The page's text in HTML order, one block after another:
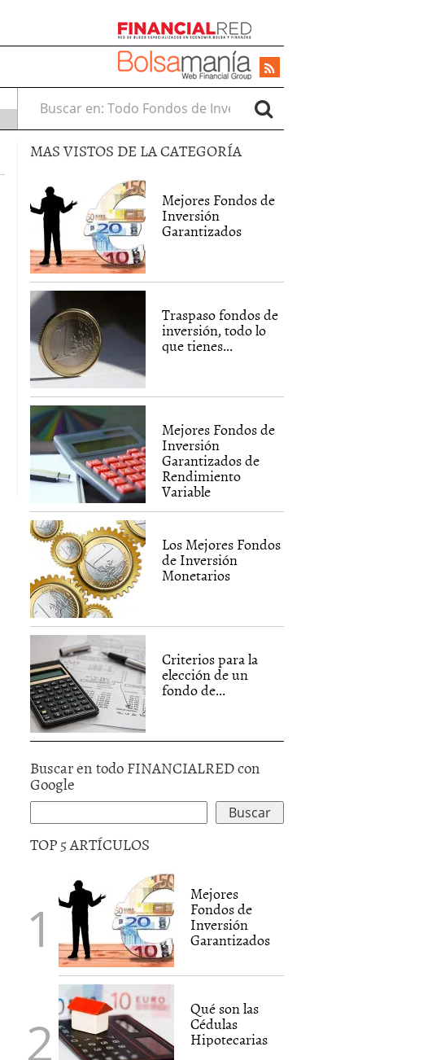
Buscar en:
MAS VISTOS DE LA CATEGORÍA
Mejores Fondos de
Inversión
Garantizados
Traspaso fondos de
inversión, todo lo
que tienes...
Mejores Fondos de
Inversión
Garantizados de
Rendimiento
Variable
Los Mejores Fondos
de Inversión
Monetarios
Criterios para la
elección de un
fondo de...
Buscar en todo FINANCIALRED con
Google
TOP 5 ARTÍCULOS
Mejores
Fondos de
Inversión
Garantizados
Qué son las
Cédulas
Hipotecarias